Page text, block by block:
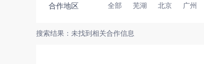
合作地区 全部 芜湖 北京 广州
搜索结果：未找到相关合作信息